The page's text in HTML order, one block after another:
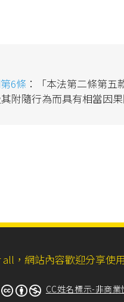
6條 ：「本法第二條第五
附隨行為而具有相當因果
，網站內容歡迎分享使
CC姓名標示-非商